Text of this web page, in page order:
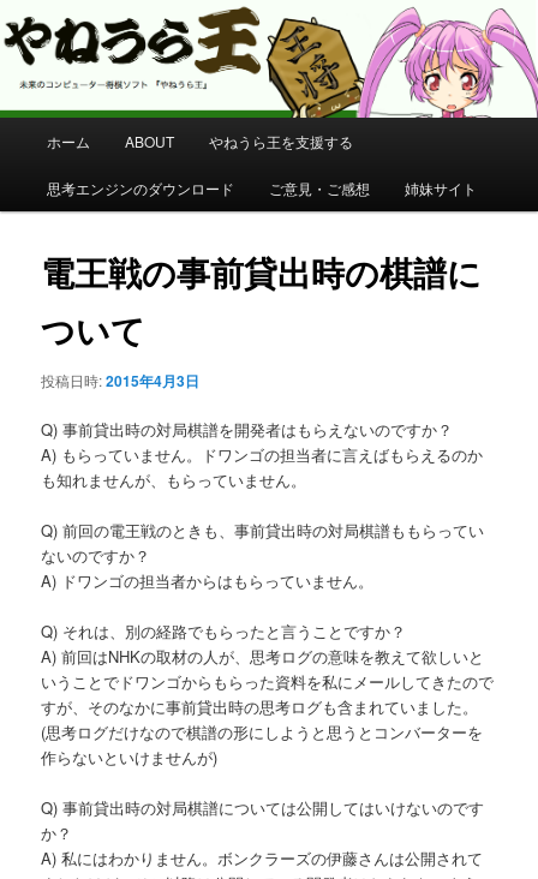
やねうら王 公式サイト
コンピューター将棋 やねうら王 公式サイト
メ
メ
イ
コ
ン
ン
へ
動
ホーム ABOUT やねうら王を支援する
思考エンジンのダウンロード ご意見・ご感想 姉妹サイト
電王戦の事前貸出時の棋譜に
ついて
投稿日時:2015年4月3日
Q) 事前貸出時の対局棋譜を開発者はもらえないのですか？
A) もらっていません。ドワンゴの担当者に言えばもらえるのか
も知れませんが、もらっていません。
Q) 前回の電王戦のときも、事前貸出時の対局棋譜ももらってい
ないのですか？
A) ドワンゴの担当者からはもらっていません。
Q) それは、別の経路でもらったと言うことですか？
A) 前回はNHKの取材の人が、思考ログの意味を教えて欲しいと
いうことでドワンゴからもらった資料を私にメールしてきたので
すが、そのなかに事前貸出時の思考ログも含まれていました。
(思考ログだけなので棋譜の形にしようと思うとコンバーターを
作らないといけませんが)
Q) 事前貸出時の対局棋譜については公開してはいけないのです
か？
A) 私にはわかりません。ボンクラーズの伊藤さんは公開されて